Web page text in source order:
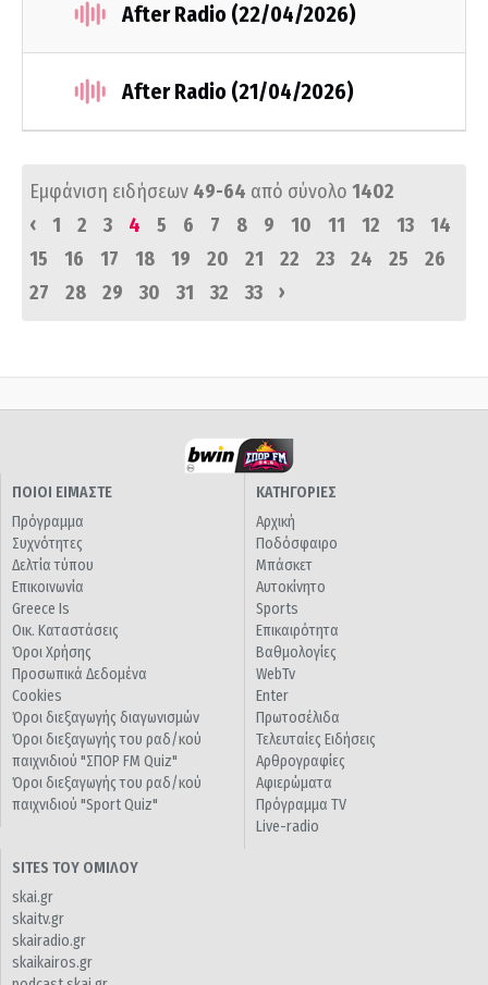
After Radio (22/04/2026)
After Radio (21/04/2026)
Εμφάνιση ειδήσεων 49-64 από σύνολο 1402
‹
1 2 3 4 5 6 7 8 9 10 11 12 13
14
15
16 17 18 19 20 21 22 23 24 25
26
27
28 29 30 31 32 33 ›
ΠΟΙΟΙ ΕΙΜΑΣΤΕ
Πρόγραμμα
Συχνότητες
Δελτία τύπου
Επικοινωνία
Greece Is
Οικ. Καταστάσεις
Όροι Χρήσης
Προσωπικά Δεδομένα
Cookies
Όροι διεξαγωγής διαγωνισμών
Όροι διεξαγωγής του ραδ/κού
παιχνιδιού "ΣΠΟΡ FM Quiz"
Όροι διεξαγωγής του ραδ/κού
παιχνιδιού "Sport Quiz"
ΚΑΤΗΓΟΡΙΕΣ
Αρχική
Ποδόσφαιρο
Μπάσκετ
Αυτοκίνητο
Sports
Επικαιρότητα
Βαθμολογίες
WebTv
Enter
Πρωτοσέλιδα
Τελευταίες Ειδήσεις
Αρθρογραφίες
Αφιερώματα
Πρόγραμμα TV
Live-radio
SITES ΤΟΥ ΟΜΙΛΟΥ
skai.gr
skaitv.gr
skairadio.gr
skaikairos.gr